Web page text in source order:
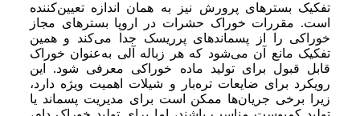
تفکیک بسترهای پرورش نیز به همان اندازه تعیین‌کننده
است. مقررات خوراک حشرات در اروپا بسترهای مجاز
خوراکی را از پسماندهای پرریسک جدا می‌کند و همین
تفکیک مانع آن می‌شود که هر زباله آلی به‌عنوان خوراک
قابل قبول برای تولید ماده خوراکی معرفی شود. این
رویکرد برای ضایعات تره‌بار و شیلات اهمیت ویژه دارد،
زیرا برخی جریان‌ها ممکن است برای مدیریت پسماند یا